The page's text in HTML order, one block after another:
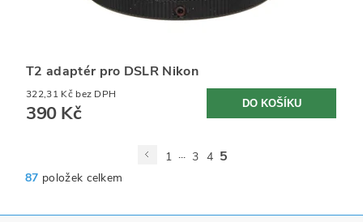
T2 adaptér pro DSLR Nikon
322,31 Kč bez DPH
390 Kč
1 ... 3 4 5
87 položek celkem